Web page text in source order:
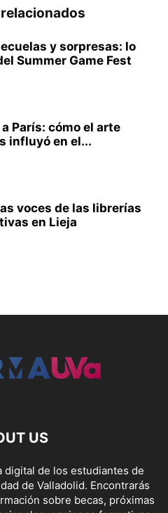
y sorpresas: lo
Summer Game Fest
a París: cómo el arte
influyó en el...
voces de las librerías
en Lieja
US
digital de los estudiantes de
de Valladolid. Encontrarás
sobre becas, próximas